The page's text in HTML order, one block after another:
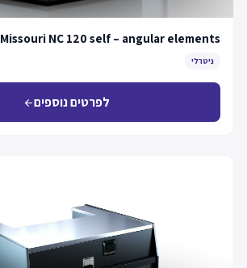
Missouri NC 120 self – angular elements
ניטרלי
לפרטים נוספיםarrow_back